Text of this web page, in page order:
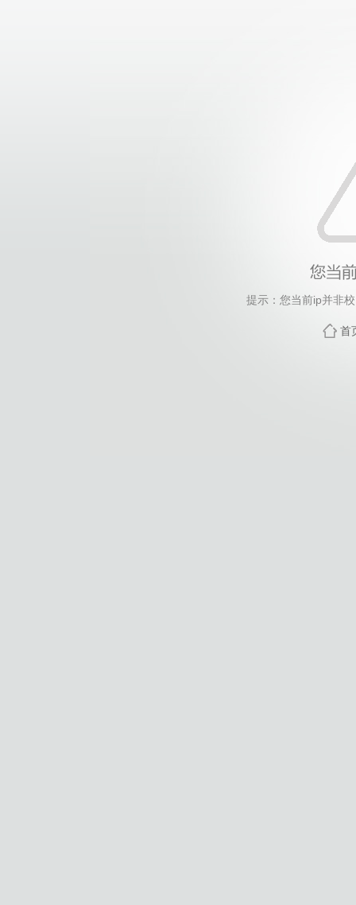
提示：您当前ip并非
首